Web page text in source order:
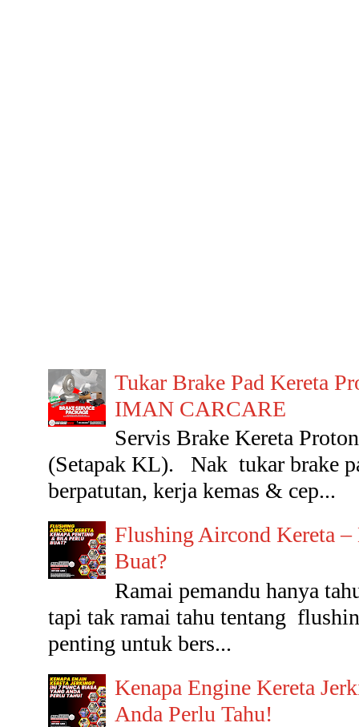
Tukar Brake Pad Kereta
IMAN CARCARE
Servis Brake Kereta
(Setapak KL). Nak tukar brake
berpatutan, kerja kemas & cep...
Flushing Aircond Kereta
Buat?
Ramai pemandu hanya
tapi tak ramai tahu tentang
penting untuk bers...
Kenapa Engine Kereta
Anda Perlu Tahu!